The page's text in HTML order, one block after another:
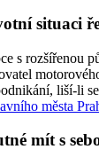
situaci
s rozšířenou
liší-li
města
mít s